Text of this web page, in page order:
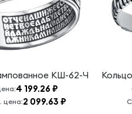
КШ-62-Ч
4 199.26 ₽
цена:2 099.63 ₽